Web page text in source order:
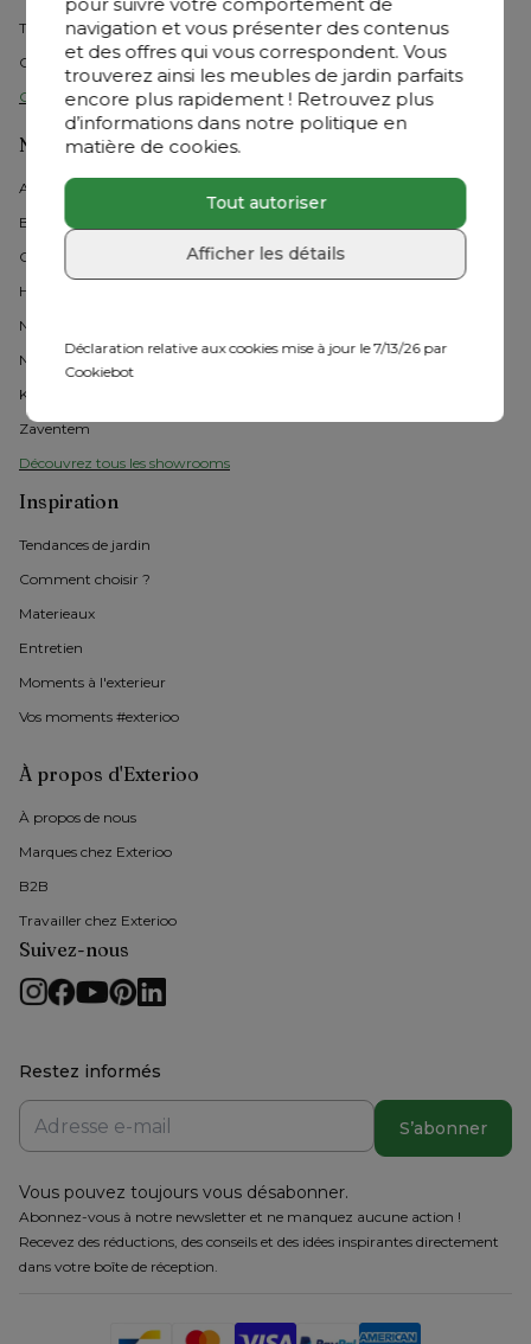
navigation et vous présenter des contenus
et des offres qui vous correspondent. Vous
trouverez ainsi les meubles de jardin parfaits
encore plus rapidement ! Retrouvez plus
d’informations dans notre politique en
matière de cookies.
Tout autoriser
Afficher les détails
Déclaration relative aux cookies mise à jour le 7/13/26 par
Cookiebot
Toutes les questions fréquentes
Cheque cadeau
Contactez-nous
Nos showrooms en Belgique
Arlon
Braine l'Alleud
Charleroi
Herstal
Namur
Ninove
Knokke
Zaventem
Découvrez tous les showrooms
Inspiration
Tendances de jardin
Comment choisir ?
Materieaux
Entretien
Moments à l'exterieur
Vos moments #exterioo
À propos d'Exterioo
À propos de nous
Marques chez Exterioo
B2B
Travailler chez Exterioo
Suivez-nous
Restez informés
S’abonner
Vous pouvez toujours vous désabonner.
Abonnez-vous à notre newsletter et ne manquez aucune action !
Recevez des réductions, des conseils et des idées inspirantes directement
dans votre boîte de réception.